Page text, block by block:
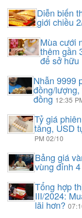
Diễn biến
giới chiều
Mùa cưới
thêm gần
để sở hữu
Nhẫn 9999
đồng/
đồng 12:35
Tỷ giá
tăng, USD
PM 02/10
Bảng giá
vùng đỉnh
Tổng hợp
III/2024:
lãi hơn?